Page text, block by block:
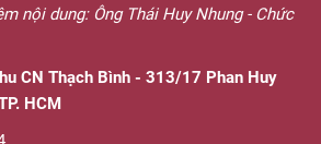
nội dung: Ông Thái Huy Nhung - Chức
CN Thạch Bình - 313/17 Phan Huy
HCM